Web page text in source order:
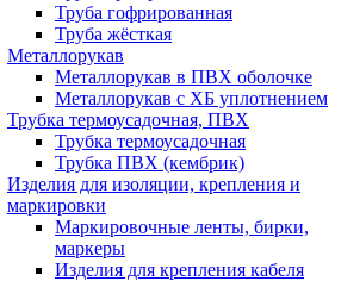
Труба гофрированная
Труба жёсткая
Металлорукав
Металлорукав в ПВХ оболочке
Металлорукав с ХБ уплотнением
Трубка термоусадочная, ПВХ
Трубка термоусадочная
Трубка ПВХ (кембрик)
Изделия для изоляции, крепления и
маркировки
Маркировочные ленты, бирки,
маркеры
Изделия для крепления кабеля